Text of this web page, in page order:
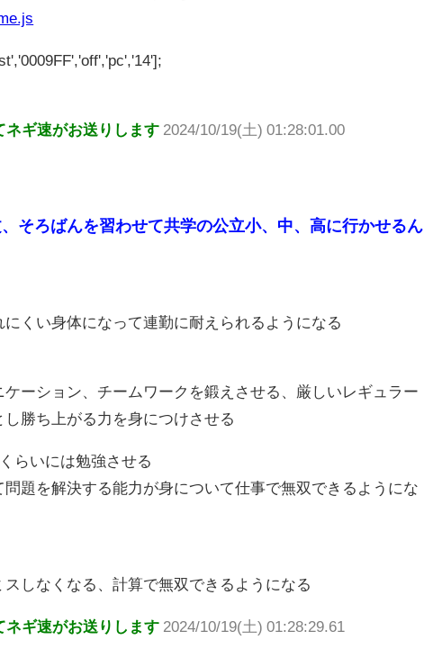
ネギ速がお送りします 2024/10/19(土) 01:28:01.00
そろばんを習わせて共学の公立小、中、高に行かせるん
くい身体になって連勤に耐えられるようになる
ーション、チームワークを鍛えさせる、厳しいレギュラー
勝ち上がる力を身につけさせる
らいには勉強させる
題を解決する能力が身について仕事で無双できるようにな
しなくなる、計算で無双できるようになる
ネギ速がお送りします 2024/10/19(土) 01:28:29.61